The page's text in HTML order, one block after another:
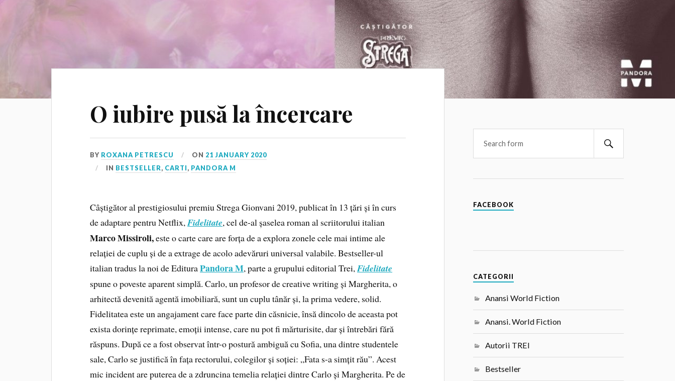
O iubire pusă la încercare
BY ROXANA PETRESCU ON 21 JANUARY 2020
IN BESTSELLER, CARTI, PANDORA M
Câștigător al prestigiosului premiu Strega Gionvani 2019, publicat în 13 țări și în curs
de adaptare pentru Netflix,Fidelitate, cel de-al șaselea roman al scriitorului italian
Marco Missiroli,este o carte care are forța de a explora zonele cele mai intime ale
relației de cuplu și de a extrage de acolo adevăruri universal valabile. Bestseller-ul
italian tradus la noi de EdituraPandora M, parte a grupului editorial Trei,Fidelitate
spune o poveste aparent simplă. Carlo, un profesor de creative writing și Margherita, o
arhitectă devenită agentă imobiliară, sunt un cuplu tânăr și, la prima vedere, solid.
Fidelitatea este un angajament care face parte din căsnicie, însă dincolo de aceasta pot
exista dorințe reprimate, emoții intense, care nu pot fi mărturisite, dar și întrebări fără
răspuns. După ce a fost observat într-o postură ambiguă cu Sofia, una dintre studentele
sale, Carlo se justifică în fața rectorului, colegilor și soției: „Fata s-a simțit rău”. Acest
mic incident are puterea de a zdruncina temelia relației dintre Carlo și Margherita. Pe de
FACEBOOK
CATEGORII
Anansi World Fiction
Anansi. World Fiction
Autorii TREI
Bestseller